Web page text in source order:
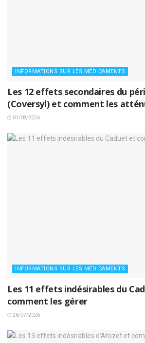
INFORMATIONS SUR LES MÉDICAMENTS
Les 12 effets secondaires du
(Coversyl) et comment les
01/08/2026
INFORMATIONS SUR LES MÉDICAMENTS
Les 11 effets indésirables du
comment les gérer
26/07/2026